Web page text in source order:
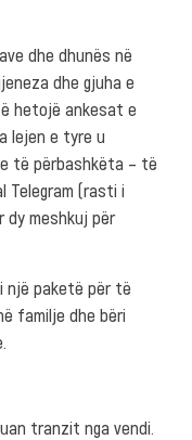
dhe dhunës në
dhe gjuha e
hetojë ankesat e
lejen e tyre u
të përbashkëta – të
Telegram (rasti i
dy meshkuj për
një paketë për të
familje dhe bëri
tranzit nga vendi.